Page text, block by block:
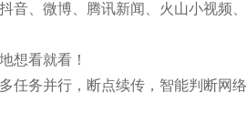
音、微博、腾讯新闻、火山小视频、
想看就看！
任务并行，断点续传，智能判断网络